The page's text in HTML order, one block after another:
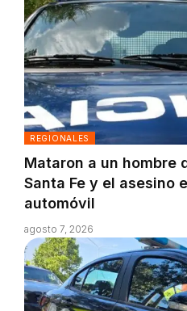
REGIONALES
Mataron a un hombre
Santa Fe y el asesino
automóvil
agosto 7, 2026